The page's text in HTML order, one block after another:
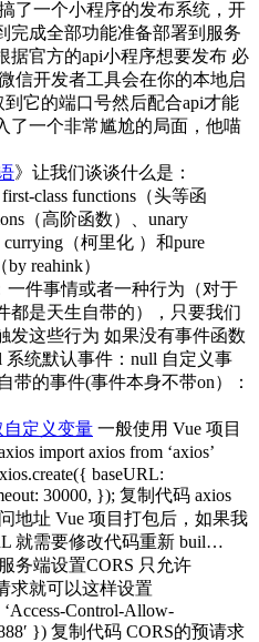
了一个小程序的发布系统，开
完成全部功能准备部署到服务
据官方的api小程序想要发布 必
信开发者工具会在你的本地启
它的端口号然后配合api才能
了一个非常尴尬的局面，他喵
》让我们谈谈什么是：
class functions（头等函
（高阶函数）、unary
（柯里化 ）和pure
by reahink）
一件事情或者一种行为（对于
都是天生自带的），只要我们
发这些行为 如果没有事件函数
统默认事件：null 自定义事
带的事件(事件本身不带on）：
自定义变量 一般使用 Vue 项目
import axios from ‘axios’
baseURL:
30000, }); 复制代码 axios
地址 Vue 项目打包后，如果我
就需要修改代码重新 buil…
务端设置CORS 只允许
求就可以这样设置
Control-Allow-
}) 复制代码 CORS的预请求